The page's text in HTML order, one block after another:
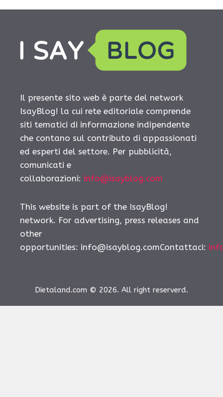
Il presente sito web è parte del network
IsayBlog! la cui rete editoriale comprende
siti tematici di informazione indipendente
che contano sul contributo di appassionati
ed esperti del settore. Per pubblicità,
comunicati e
collaborazioni: info@isayblog.com
This website is part of the IsayBlog!
network. For advertising, press releases and
other
opportunities: info@isayblog.comContattaci:
Dietaland.com © 2026. All right reserverd.